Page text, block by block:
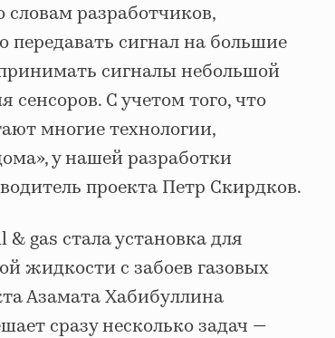
разработчиков,
сигнал на большие
сигналы небольшой
С учетом того, что
многие технологии,
у нашей разработки
проекта Петр Скирдков.
gas стала установка для
жидкости с забоев газовых
Азамата Хабибуллина
сразу несколько задач —